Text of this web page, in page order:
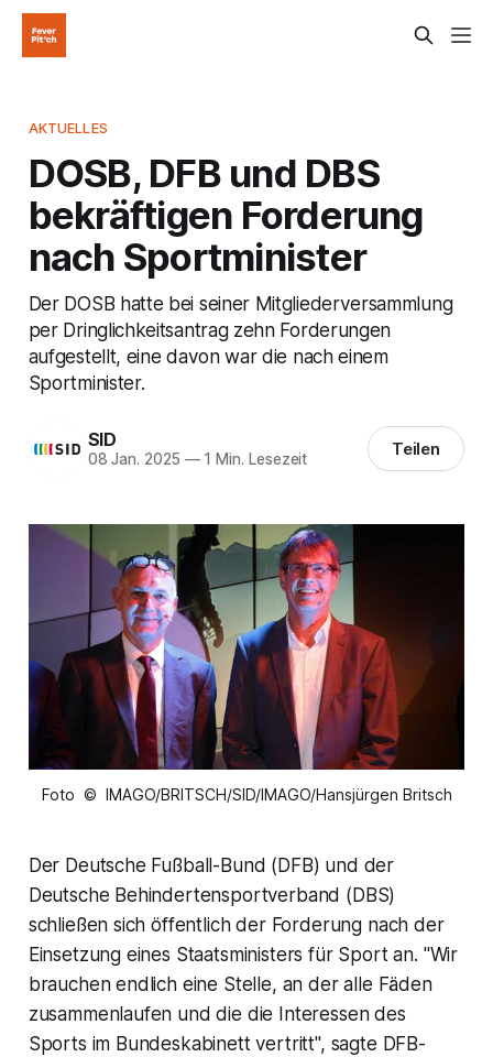
AKTUELLES
DOSB, DFB und DBS
bekräftigen Forderung
nach Sportminister
Der DOSB hatte bei seiner Mitgliederversammlung
per Dringlichkeitsantrag zehn Forderungen
aufgestellt, eine davon war die nach einem
Sportminister.
SID
08 Jan. 2025 —1 Min. Lesezeit Teilen
Foto © IMAGO/BRITSCH/SID/IMAGO/Hansjürgen Britsch
Der Deutsche Fußball-Bund (DFB) und der
Deutsche Behindertensportverband (DBS)
schließen sich öffentlich der Forderung nach der
Einsetzung eines Staatsministers für Sport an. "Wir
brauchen endlich eine Stelle, an der alle Fäden
zusammenlaufen und die die Interessen des
Sports im Bundeskabinett vertritt", sagte DFB-